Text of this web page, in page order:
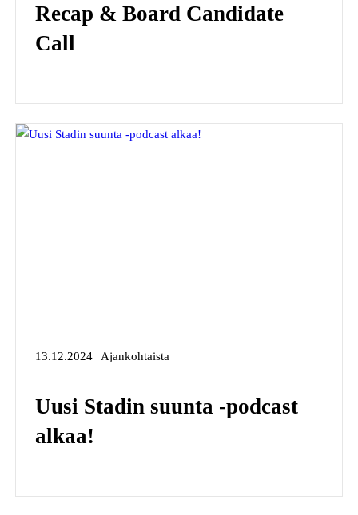
Recap & Board Candidate
Call
13.12.2024 | Ajankohtaista
Uusi Stadin suunta -podcast
alkaa!